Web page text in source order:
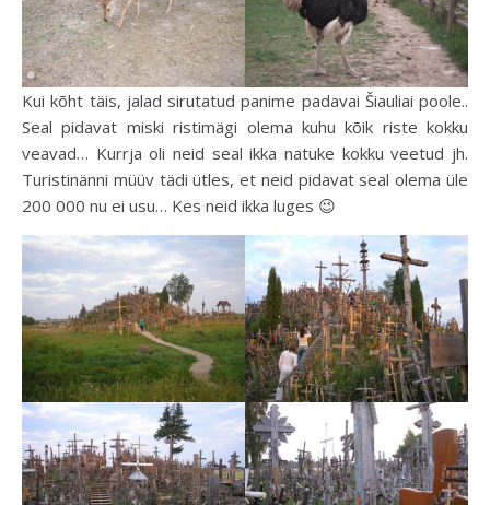
Kui kõht täis, jalad sirutatud panime padavai Šiauliai poole..
Seal pidavat miski ristimägi olema kuhu kõik riste kokku
veavad… Kurrja oli neid seal ikka natuke kokku veetud jh.
Turistinänni müüv tädi ütles, et neid pidavat seal olema üle
200 000 nu ei usu… Kes neid ikka luges 😉